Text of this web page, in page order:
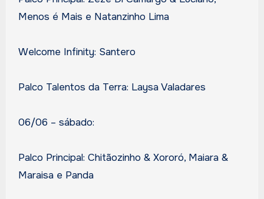
Menos é Mais e Natanzinho Lima
Welcome Infinity: Santero
Palco Talentos da Terra: Laysa Valadares
06/06 – sábado:
Palco Principal: Chitãozinho & Xororó, Maiara &
Maraisa e Panda